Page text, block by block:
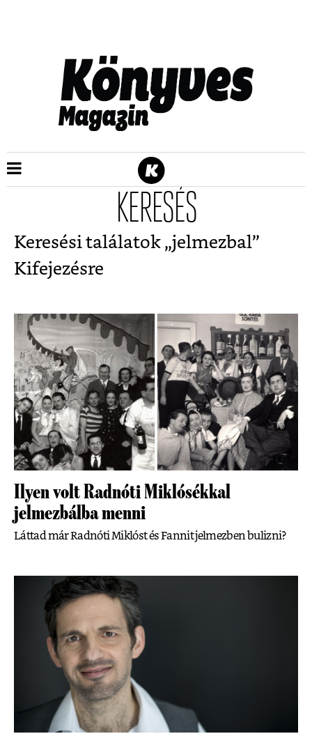
KERESÉS
Keresési találatok „jelmezbal”
Kifejezésre
Ilyen volt Radnóti Miklósékkal
jelmezbálba menni
Láttad már Radnóti Miklóst és Fannit jelmezben bulizni?